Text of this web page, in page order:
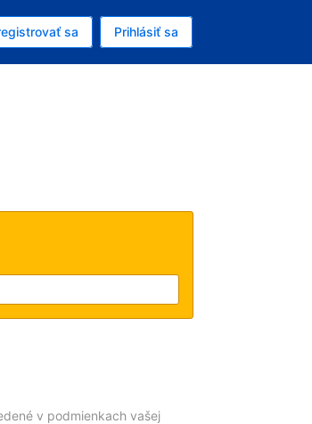
V slovenčine
sa Prihlásiť sa
v podmienkach vašej